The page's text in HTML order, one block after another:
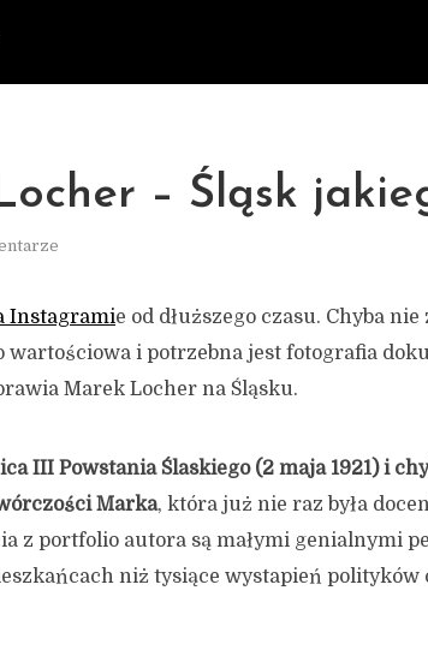
– Śląsk
Instagramie od dłuższego czasu. Chyba
wartościowa i potrzebna jest fotografia
Marek Locher na Śląsku.
III Powstania Ślaskiego (2 maja 1921) i
Marka, która już nie raz była
z portfolio autora są małymi genialnymi
niż tysiące wystapień